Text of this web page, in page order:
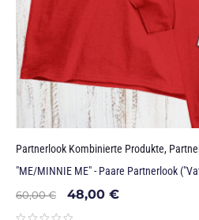
Partnerlook Kombinierte Produkte,
"ME/MINNIE ME" - Paare Partnerlook
60,00€ 48,00 €